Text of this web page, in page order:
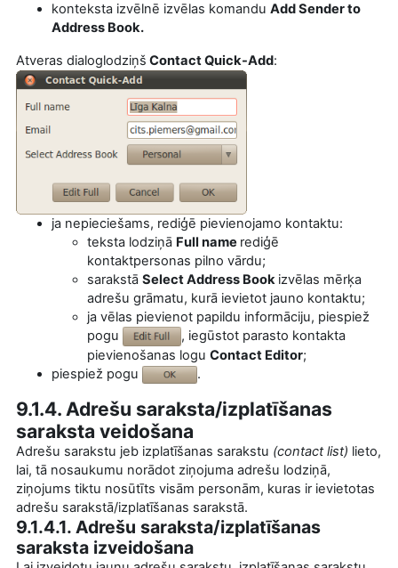
konteksta izvēlnē izvēlas komandu Add Sender to
Address Book.
Atveras dialoglodziņš Contact Quick-Add:
ja nepieciešams, rediģē pievienojamo kontaktu:
teksta lodziņā Full name rediģē
kontaktpersonas pilno vārdu;
sarakstā Select Address Book izvēlas mērķa
adrešu grāmatu, kurā ievietot jauno kontaktu;
ja vēlas pievienot papildu informāciju, piespiež
pogu
, iegūstot parasto kontakta
pievienošanas logu Contact Editor;
piespiež pogu
.
9.1.4. Adrešu saraksta/izplatīšanas
saraksta veidošana
Adrešu sarakstu jeb izplatīšanas sarakstu (contact list) lieto,
lai, tā nosaukumu norādot ziņojuma adrešu lodziņā,
ziņojums tiktu nosūtīts visām personām, kuras ir ievietotas
adrešu sarakstā/izplatīšanas sarakstā.
9.1.4.1. Adrešu saraksta/izplatīšanas
saraksta izveidošana